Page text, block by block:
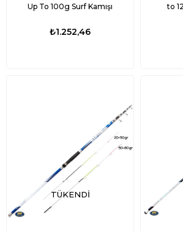
Up To 100g Surf Kamışı
₺1.252,46
to
TÜKENDI